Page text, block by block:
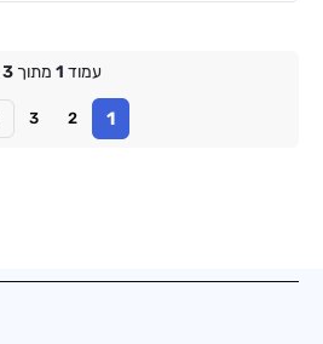
עמוד 1 מתוך 3
1
2
3